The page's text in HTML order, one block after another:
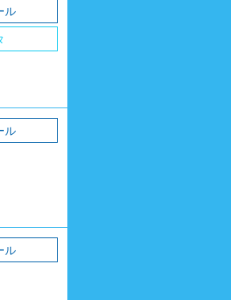
ル
ル
ル